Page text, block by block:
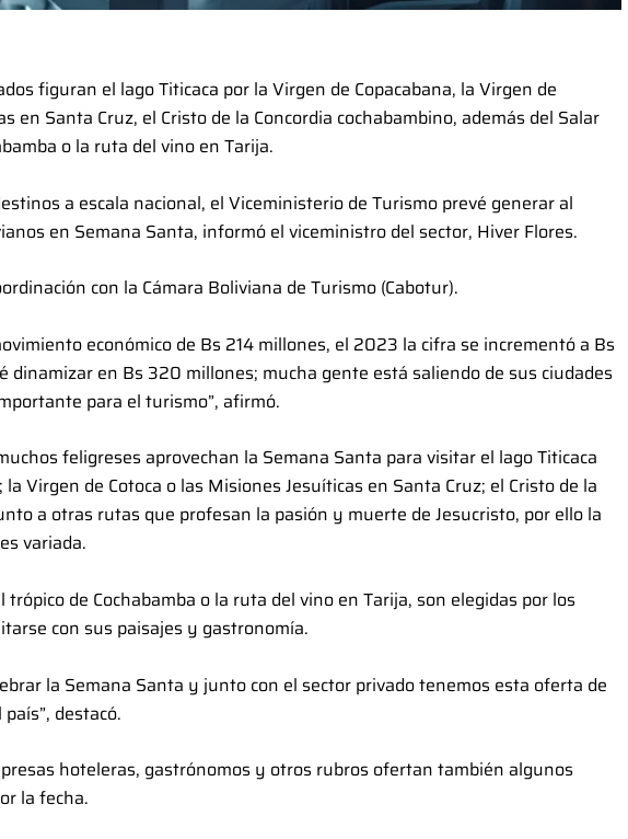
figuran el lago Titicaca por la Virgen de Copacabana, la Virgen de
en Santa Cruz, el Cristo de la Concordia cochabambino, además del Salar
o la ruta del vino en Tarija.
a escala nacional, el Viceministerio de Turismo prevé generar al
en Semana Santa, informó el viceministro del sector, Hiver Flores.
con la Cámara Boliviana de Turismo (Cabotur).
económico de Bs 214 millones, el 2023 la cifra se incrementó a Bs
dinamizar en Bs 320 millones; mucha gente está saliendo de sus ciudades
para el turismo”, afirmó.
feligreses aprovechan la Semana Santa para visitar el lago Titicaca
Virgen de Cotoca o las Misiones Jesuíticas en Santa Cruz; el Cristo de la
a otras rutas que profesan la pasión y muerte de Jesucristo, por ello la
variada.
de Cochabamba o la ruta del vino en Tarija, son elegidas por los
con sus paisajes y gastronomía.
la Semana Santa y junto con el sector privado tenemos esta oferta de
destacó.
hoteleras, gastrónomos y otros rubros ofertan también algunos
la fecha.